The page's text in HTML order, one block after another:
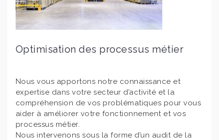
Optimisation des processus métier
Nous vous apportons notre connaissance et
expertise dans votre secteur d’activité et la
compréhension de vos problématiques pour vous
aider à améliorer votre fonctionnement et vos
processus métier.
Nous intervenons sous la forme d’un audit de la